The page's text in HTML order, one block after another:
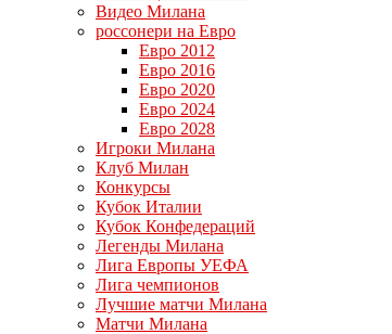
Видео Милана
россонери на Евро
Евро 2012
Евро 2016
Евро 2020
Евро 2024
Евро 2028
Игроки Милана
Клуб Милан
Конкурсы
Кубок Италии
Кубок Конфедераций
Легенды Милана
Лига Европы УЕФА
Лига чемпионов
Лучшие матчи Милана
Матчи Милана